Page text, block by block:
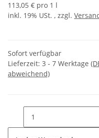
113,05 € pro 1 l
inkl. 19% USt. , zzgl.
Sofort verfügbar
Lieferzeit: 3 - 7 Werktage
abweichend)